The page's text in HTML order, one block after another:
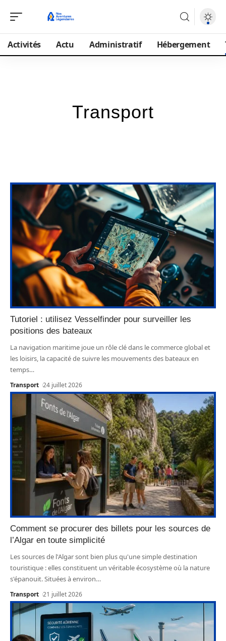
Activités Actu Administratif Hébergement
Transport
Tutoriel : utilisez Vesselfinder pour surveiller les
positions des bateaux
La navigation maritime joue un rôle clé dans le commerce global et
les loisirs, la capacité de suivre les mouvements des bateaux en
temps…
Transport 24 juillet 2026
Comment se procurer des billets pour les sources de
l’Algar en toute simplicité
Les sources de l'Algar sont bien plus qu'une simple destination
touristique : elles constituent un véritable écosystème où la nature
s'épanouit. Situées à environ…
Transport 21 juillet 2026